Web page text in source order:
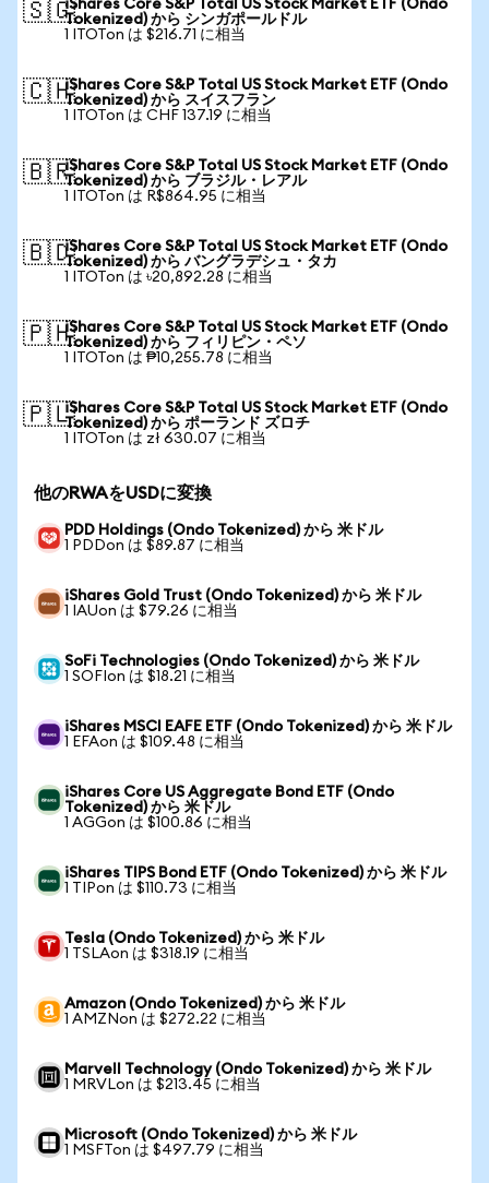
🇸🇬iShares Core S&P Total US Stock Market ETF (Ondo
Tokenized) から シンガポールドル
1 ITOTon は $216.71 に相当
🇨🇭iShares Core S&P Total US Stock Market ETF (Ondo
Tokenized) から スイスフラン
1 ITOTon は CHF 137.19 に相当
🇧🇷iShares Core S&P Total US Stock Market ETF (Ondo
Tokenized) から ブラジル・レアル
1 ITOTon は R$864.95 に相当
🇧🇩iShares Core S&P Total US Stock Market ETF (Ondo
Tokenized) から バングラデシュ・タカ
1 ITOTon は ৳20,892.28 に相当
🇵🇭iShares Core S&P Total US Stock Market ETF (Ondo
Tokenized) から フィリピン・ペソ
1 ITOTon は ₱10,255.78 に相当
🇵🇱iShares Core S&P Total US Stock Market ETF (Ondo
Tokenized) から ポーランド ズロチ
1 ITOTon は zł 630.07 に相当
他のRWAをUSDに変換
PDD Holdings (Ondo Tokenized) から 米ドル
1 PDDon は $89.87 に相当
iShares Gold Trust (Ondo Tokenized) から 米ドル
1 IAUon は $79.26 に相当
SoFi Technologies (Ondo Tokenized) から 米ドル
1 SOFIon は $18.21 に相当
iShares MSCI EAFE ETF (Ondo Tokenized) から 米ドル
1 EFAon は $109.48 に相当
iShares Core US Aggregate Bond ETF (Ondo
Tokenized) から 米ドル
1 AGGon は $100.86 に相当
iShares TIPS Bond ETF (Ondo Tokenized) から 米ドル
1 TIPon は $110.73 に相当
Tesla (Ondo Tokenized) から 米ドル
1 TSLAon は $318.19 に相当
Amazon (Ondo Tokenized) から 米ドル
1 AMZNon は $272.22 に相当
Marvell Technology (Ondo Tokenized) から 米ドル
1 MRVLon は $213.45 に相当
Microsoft (Ondo Tokenized) から 米ドル
1 MSFTon は $497.79 に相当